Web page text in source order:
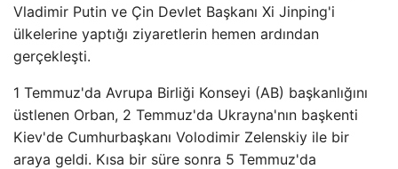
Vladimir Putin ve Çin Devlet Başkanı Xi Jinping'i
ülkelerine yaptığı ziyaretlerin hemen ardından
gerçekleşti.
1 Temmuz'da Avrupa Birliği Konseyi (AB) başkanlığını
üstlenen Orban, 2 Temmuz'da Ukrayna'nın başkenti
Kiev'de Cumhurbaşkanı Volodimir Zelenskiy ile bir
araya geldi. Kısa bir süre sonra 5 Temmuz'da